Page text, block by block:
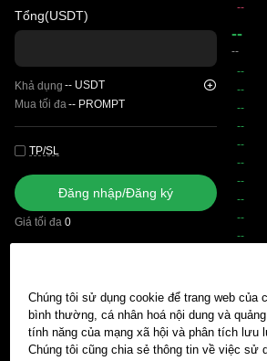
Tổng(USDT)
Khả dụng -- USDT
Mua tối đa-- PROMPT
TP/SL
Đăng nhập/Đăng ký
Giá tối đa 0
--
--
Lệnh chờ khớp Lịch sử lệnh Vị thế mở
Chúng tôi sử dụng cookie để trang web của
bình thường, cá nhân hoá nội dung và
tính năng của mạng xã hội và phân tích lưu
Chúng tôi cũng chia sẻ thông tin về việc sử